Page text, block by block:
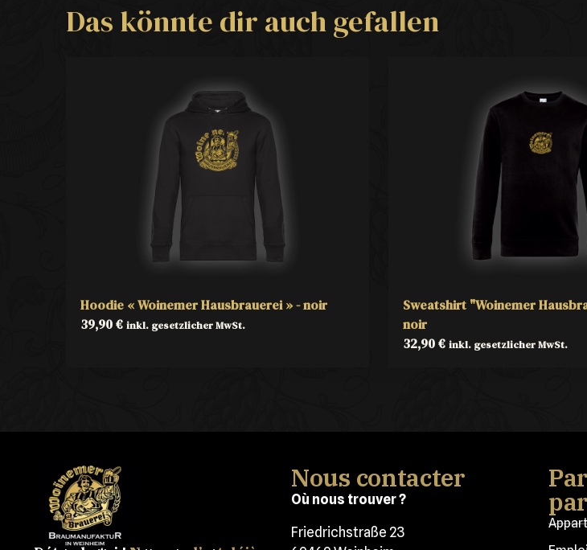
Das könnte dir auch gefallen
Hoodie « Woinemer Hausbrauerei » - noir
39,90€ inkl. gesetzlicher MwSt.
Sweatshirt "Woinemer
noir
32,90€ inkl. gesetzlicher MwSt.
Nous contacter
Où nous trouver ?
Friedrichstraße 23